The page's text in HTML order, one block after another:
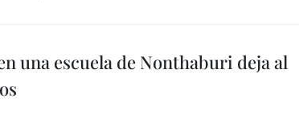
una escuela de Nonthaburi deja al